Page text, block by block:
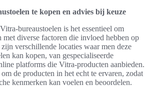
te kopen en advies bij keuze
bureaustoelen is het essentieel om
met diverse factoren die invloed hebben op
verschillende locaties waar men deze
kan kopen, van gespecialiseerde
platforms die Vitra-producten aanbieden.
de producten in het echt te ervaren, zodat
kenmerken kan voelen en beoordelen.